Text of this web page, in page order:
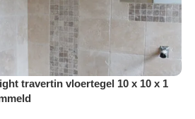
travertin vloertegel 10 x 10 x 1